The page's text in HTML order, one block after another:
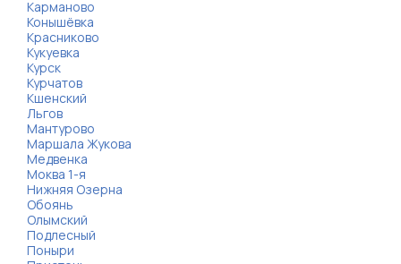
Карманово
Конышёвка
Красниково
Кукуевка
Курск
Курчатов
Кшенский
Льгов
Мантурово
Маршала Жукова
Медвенка
Моква 1-я
Нижняя Озерна
Обоянь
Олымский
Подлесный
Поныри